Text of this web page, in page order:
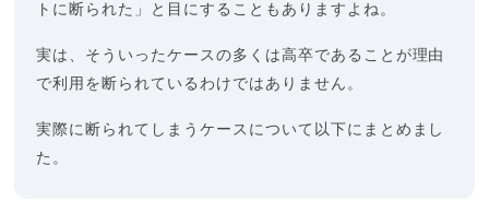
トに断られた」と目にすることもありますよね。
実は、そういったケースの多くは高卒であることが理由
で利用を断られているわけではありません。
実際に断られてしまうケースについて以下にまとめまし
た。